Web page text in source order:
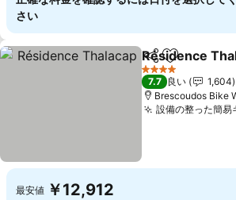
さい
シェアお気に入り
Résidence
4 ホテルのランク
7.7 良い
1,604
Brescoudos Bike
設備の整った簡易
最安値 ￥12,912